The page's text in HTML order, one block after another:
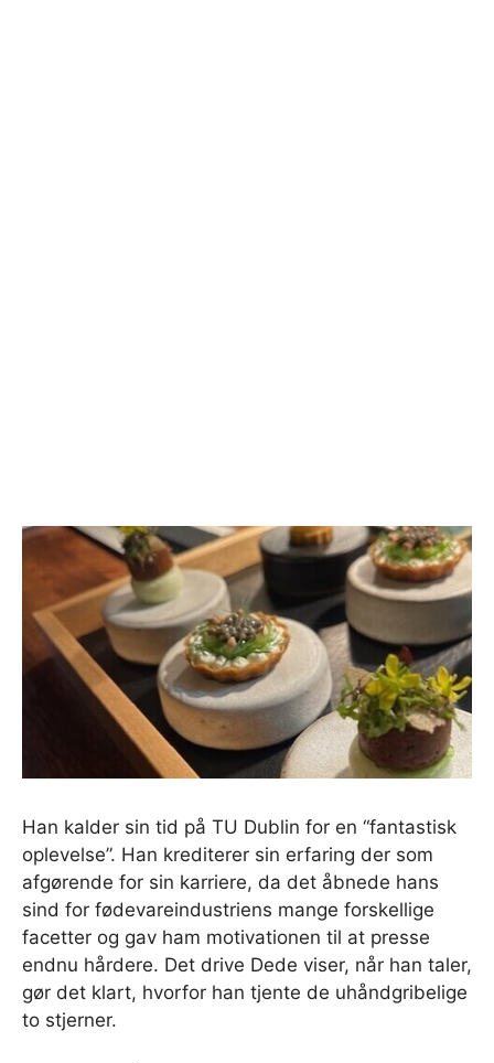
Han kalder sin tid på TU Dublin for en “fantastisk
oplevelse”. Han krediterer sin erfaring der som
afgørende for sin karriere, da det åbnede hans
sind for fødevareindustriens mange forskellige
facetter og gav ham motivationen til at presse
endnu hårdere. Det drive Dede viser, når han taler,
gør det klart, hvorfor han tjente de uhåndgribelige
to stjerner.